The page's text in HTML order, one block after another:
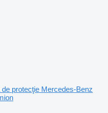
de protecţie Mercedes-Benz